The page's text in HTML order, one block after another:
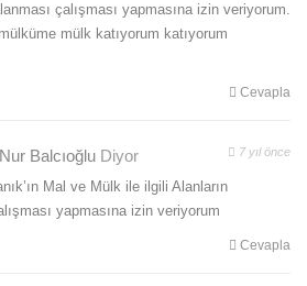
çalışması yapmasına izin veriyorum.
mülk katıyorum katıyorum
Cevapla
Balcıoğlu Diyor 7 yıl önce
Mal ve Mülk ile ilgili Alanların
yapmasına izin veriyorum
Cevapla